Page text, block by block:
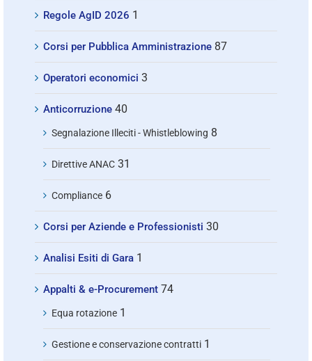
Regole AgID 2026 1
Corsi per Pubblica Amministrazione 87
Operatori economici 3
Anticorruzione 40
Segnalazione Illeciti - Whistleblowing 8
Direttive ANAC 31
Compliance 6
Corsi per Aziende e Professionisti 30
Analisi Esiti di Gara 1
Appalti & e-Procurement 74
Equa rotazione 1
Gestione e conservazione contratti 1